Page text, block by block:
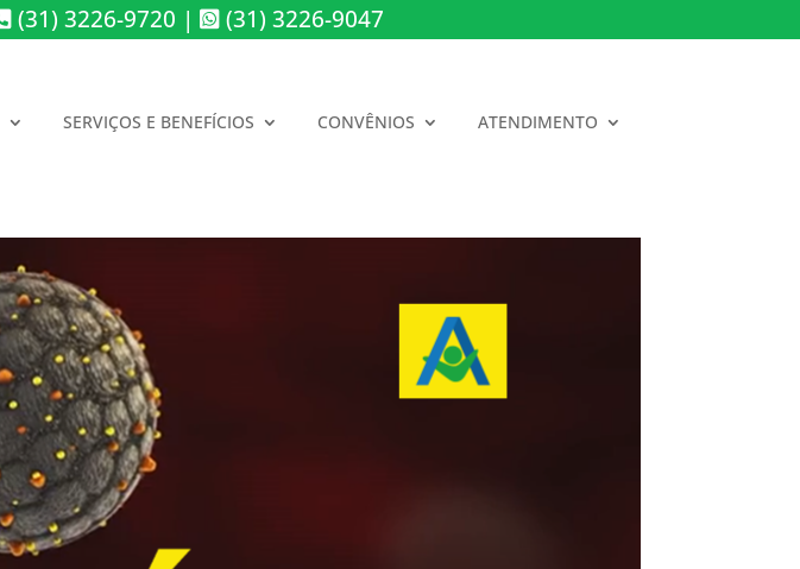
(31) 3226-9720 | (31) 3226-9047
SERVIÇOS E BENEFÍCIOS CONVÊNIOS ATENDIMENTO